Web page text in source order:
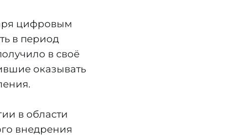
цифровым
в период
в своё
оказывать
в области
внедрения